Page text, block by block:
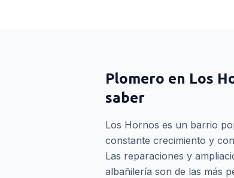
Plomero en Los
saber
Los Hornos es un barrio
constante crecimiento y
Las reparaciones y
albañilería son de las más